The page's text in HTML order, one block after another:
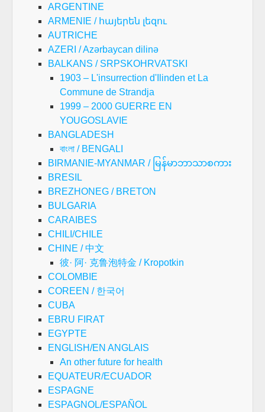
ARGENTINE
ARMENIE / հայերեն լեզու
AUTRICHE
AZERI / Azərbaycan dilinə
BALKANS / SRPSKOHRVATSKI
1903 – L'insurrection d'Ilinden et La
Commune de Strandja
1999 – 2000 GUERRE EN
YOUGOSLAVIE
BANGLADESH
বাংলা / BENGALI
BIRMANIE-MYANMAR / မြန်မာဘာသာစကား
BRESIL
BREZHONEG / BRETON
BULGARIA
CARAIBES
CHILI/CHILE
CHINE / 中文
彼· 阿· 克鲁泡特金 / Kropotkin
COLOMBIE
COREEN / 한국어
CUBA
EBRU FIRAT
EGYPTE
ENGLISH/EN ANGLAIS
An other future for health
EQUATEUR/ECUADOR
ESPAGNE
ESPAGNOL/ESPAÑOL